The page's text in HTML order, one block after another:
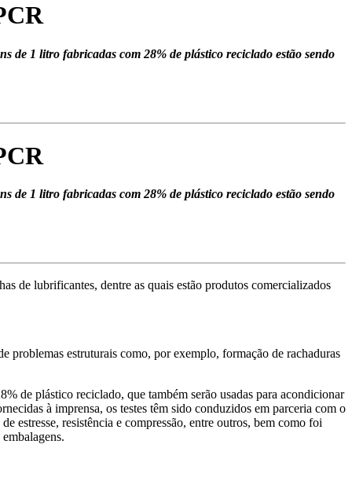
de 1 litro fabricadas com 28% de plástico reciclado estão sendo
de 1 litro fabricadas com 28% de plástico reciclado estão sendo
de lubrificantes, dentre as quais estão produtos comercializados
problemas estruturais como, por exemplo, formação de rachaduras
de plástico reciclado, que também serão usadas para acondicionar
à imprensa, os testes têm sido conduzidos em parceria com o
estresse, resistência e compressão, entre outros, bem como foi